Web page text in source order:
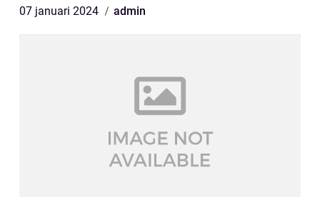
07 januari 2024 admin